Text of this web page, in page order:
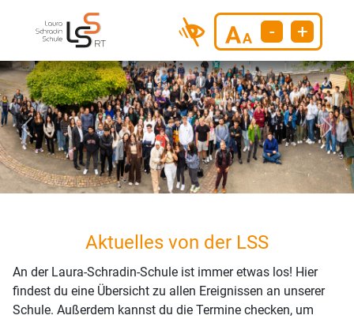
- +
Previous Next
Aktuelles von der LSS
An der Laura-Schradin-Schule ist immer etwas los! Hier
findest du eine Übersicht zu allen Ereignissen an unserer
Schule. Außerdem kannst du die Termine checken, um